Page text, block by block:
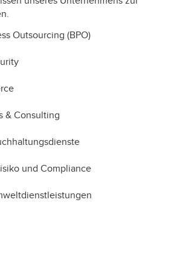
Outsourcing (BPO)
& Consulting
und Compliance